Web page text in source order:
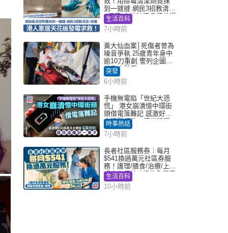
到一撻撻 網民3招教清潔
+保養 本地油漆品牌曾提
醒勿用1物防變色
生活百科
7小時前
黃大仙血案│死傷者曾為
噪音爭執 25歲青年身中
逾10刀重創 警列企圖謀
殺及自殺案
突發
6小時前
手機無電陷「世紀大恐
慌」 港女崩潰憶中環街
頭借電落難記 感激好心
人溫馨相助：這份溫暖
記一輩子｜Juicy叮
時事熱話
7小時前
長者社區服務券｜每月
$541換過萬元社區券服
務！護理/膳食/治療/上門
或中心任揀 1條件免資產
審查（附申請資格及教
學）
生活百科
10小時前